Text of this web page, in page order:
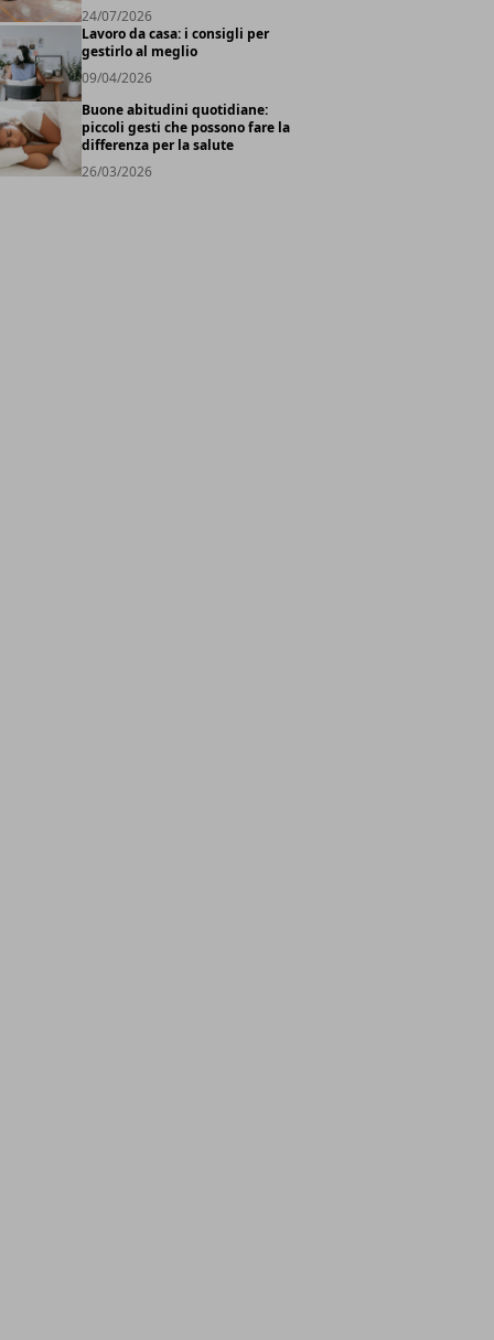
24/07/2026
Lavoro da casa: i consigli per
gestirlo al meglio
09/04/2026
Buone abitudini quotidiane:
piccoli gesti che possono fare la
differenza per la salute
26/03/2026